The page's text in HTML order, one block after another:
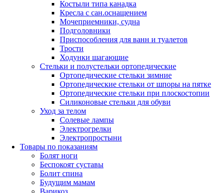
Костыли типа канадка
Кресла с сан.оснащением
Мочеприемники, судна
Подголовники
Приспособления для ванн и туалетов
Трости
Ходунки шагающие
Стельки и полустельки ортопедические
Ортопедические стельки зимние
Ортопедические стельки от шпоры на пятке
Ортопедические стельки при плоскостопии
Силиконовые стельки для обуви
Уход за телом
Солевые лампы
Электрогрелки
Электропростыни
Товары по показаниям
Болят ноги
Беспокоят суставы
Болит спина
Будущим мамам
Варикоз